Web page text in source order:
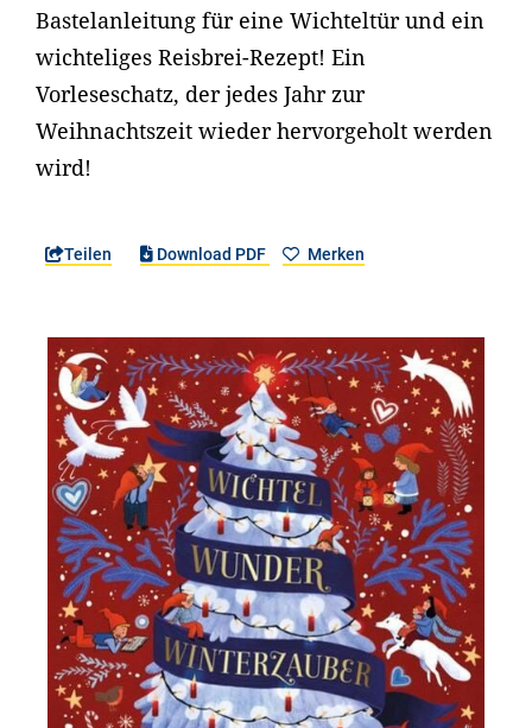
Bastelanleitung für eine Wichteltür und ein
wichteliges Reisbrei-Rezept! Ein
Vorleseschatz, der jedes Jahr zur
Weihnachtszeit wieder hervorgeholt werden
wird!
Teilen Download PDF Merken